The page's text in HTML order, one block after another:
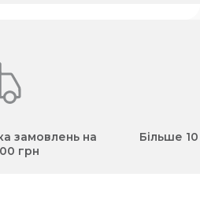
замовлень на
грн
Більше